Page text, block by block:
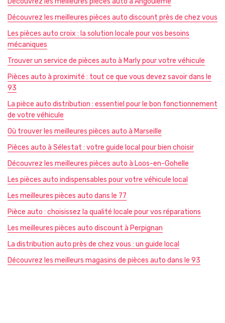
Découvrez les meilleures pièces auto discount près de chez vous
Les pièces auto croix : la solution locale pour vos besoins
mécaniques
Trouver un service de pièces auto à Marly pour votre véhicule
Pièces auto à proximité : tout ce que vous devez savoir dans le
93
La pièce auto distribution : essentiel pour le bon fonctionnement
de votre véhicule
Où trouver les meilleures pièces auto à Marseille
Pièces auto à Sélestat : votre guide local pour bien choisir
Découvrez les meilleures pièces auto à Loos-en-Gohelle
Les pièces auto indispensables pour votre véhicule local
Les meilleures pièces auto dans le 77
Pièce auto : choisissez la qualité locale pour vos réparations
Les meilleures pièces auto discount à Perpignan
La distribution auto près de chez vous : un guide local
Découvrez les meilleurs magasins de pièces auto dans le 93